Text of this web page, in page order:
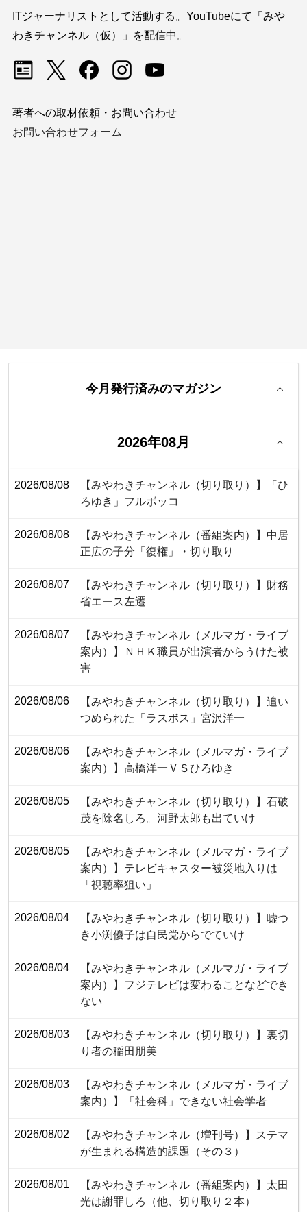
ITジャーナリストとして活動する。YouTubeにて「みや
わきチャンネル（仮）」を配信中。
著者への取材依頼・お問い合わせ
お問い合わせフォーム
今月発行済みのマガジン
2026年08月
2026/08/08
【みやわきチャンネル（切り取り）】「ひ
ろゆき」フルボッコ
2026/08/08
【みやわきチャンネル（番組案内）】中居
正広の子分「復権」・切り取り
2026/08/07
【みやわきチャンネル（切り取り）】財務
省エース左遷
2026/08/07
【みやわきチャンネル（メルマガ・ライブ
案内）】ＮＨＫ職員が出演者からうけた被
害
2026/08/06
【みやわきチャンネル（切り取り）】追い
つめられた「ラスボス」宮沢洋一
2026/08/06
【みやわきチャンネル（メルマガ・ライブ
案内）】高橋洋一ＶＳひろゆき
2026/08/05
【みやわきチャンネル（切り取り）】石破
茂を除名しろ。河野太郎も出ていけ
2026/08/05
【みやわきチャンネル（メルマガ・ライブ
案内）】テレビキャスター被災地入りは
「視聴率狙い」
2026/08/04
【みやわきチャンネル（切り取り）】嘘つ
き小渕優子は自民党からでていけ
2026/08/04
【みやわきチャンネル（メルマガ・ライブ
案内）】フジテレビは変わることなどでき
ない
2026/08/03
【みやわきチャンネル（切り取り）】裏切
り者の稲田朋美
2026/08/03
【みやわきチャンネル（メルマガ・ライブ
案内）】「社会科」できない社会学者
2026/08/02
【みやわきチャンネル（増刊号）】ステマ
が生まれる構造的課題（その３）
2026/08/01
【みやわきチャンネル（番組案内）】太田
光は謝罪しろ（他、切り取り２本）